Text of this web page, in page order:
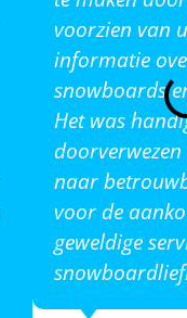
voorzien van
informatie
snowboards
Het was
naar
voor de
geweldige